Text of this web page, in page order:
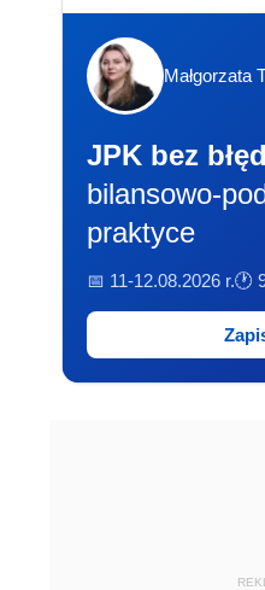
Małgorzata
JPK bez
bilansowo-
praktyce
📅 11-12.08.2026 r.🕐